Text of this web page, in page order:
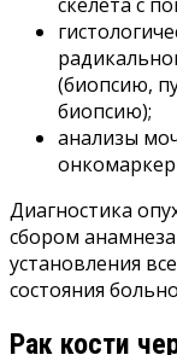
(биопсию,
биопсию);
анализы
Диагностика
сбором
установления
состояния
Рак кости